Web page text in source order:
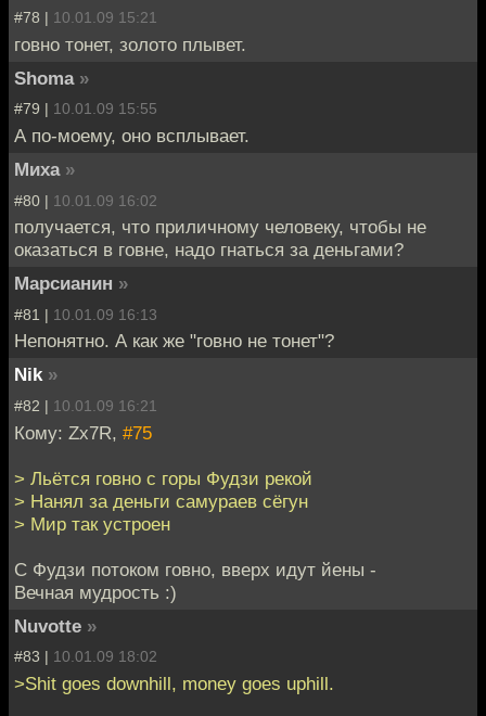
#78 | 10.01.09 15:21
говно тонет, золото плывет.
Shoma »
#79 | 10.01.09 15:55
А по-моему, оно всплывает.
Миха »
#80 | 10.01.09 16:02
получается, что приличному человеку, чтобы не
оказаться в говне, надо гнаться за деньгами?
Марсианин »
#81 | 10.01.09 16:13
Непонятно. А как же "говно не тонет"?
Nik »
#82 | 10.01.09 16:21
Кому: Zx7R, #75
> Льётся говно с горы Фудзи рекой
> Нанял за деньги самураев сёгун
> Мир так устроен
С Фудзи потоком говно, вверх идут йены -
Вечная мудрость :)
Nuvotte »
#83 | 10.01.09 18:02
>Shit goes downhill, money goes uphill.